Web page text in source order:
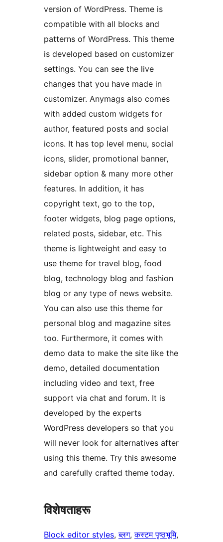
version of WordPress. Theme is
compatible with all blocks and
patterns of WordPress. This theme
is developed based on customizer
settings. You can see the live
changes that you have made in
customizer. Anymags also comes
with added custom widgets for
author, featured posts and social
icons. It has top level menu, social
icons, slider, promotional banner,
sidebar option & many more other
features. In addition, it has
copyright text, go to the top,
footer widgets, blog page options,
related posts, sidebar, etc. This
theme is lightweight and easy to
use theme for travel blog, food
blog, technology blog and fashion
blog or any type of news website.
You can also use this theme for
personal blog and magazine sites
too. Furthermore, it comes with
demo data to make the site like the
demo, detailed documentation
including video and text, free
support via chat and forum. It is
developed by the experts
WordPress developers so that you
will never look for alternatives after
using this theme. Try this awesome
and carefully crafted theme today.
विशेषताहरू
Block editor styles, ब्लग, कस्टम पृष्ठभूमि